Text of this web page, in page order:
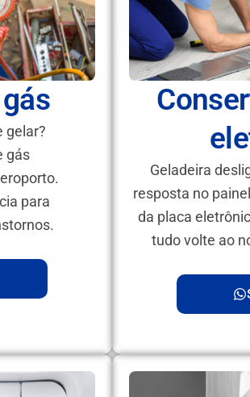
gelar?
gás
para
Geladeira
resposta no
da placa
tudo volte ao